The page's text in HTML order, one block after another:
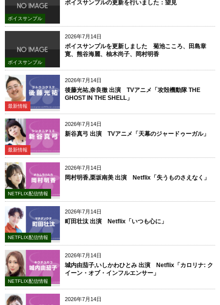
ボイスサンプル
ボイスサンプルの更新を行いました：望見
2026年7月14日
ボイスサンプル
ボイスサンプルを更新しました 菊池こころ、田島章
寛、熊谷海麗、柚木尚子、岡村明香
2026年7月14日
最新情報
後藤光祐,奈良徹 出演 TVアニメ「攻殻機動隊 THE
GHOST IN THE SHELL」
2026年7月14日
最新情報
新谷真弓 出演 TVアニメ「天幕のジャードゥーガル」
2026年7月14日
NETFLIX配信情報
岡村明香,栗坂南美 出演 Netflix「失うものさえなく」
2026年7月14日
NETFLIX配信情報
町田壮汰 出演 Netflix「いつも心に」
2026年7月14日
NETFLIX配信情報
城内由茄子,いしかわひとみ 出演 Netflix「カロリナ: ク
イーン・オブ・インフルエンサー」
2026年7月14日